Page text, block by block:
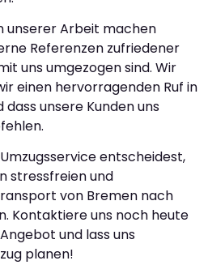
unserer Arbeit machen
Referenzen zufriedener
uns umgezogen sind. Wir
einen hervorragenden Ruf in
unsere Kunden uns
entscheidest,
stressfreien und
von Bremen nach
Kontaktiere uns noch heute
und lass uns
planen!